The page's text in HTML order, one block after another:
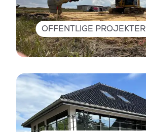
OFFENTLIGE PROJEKTER